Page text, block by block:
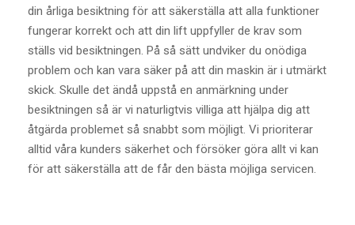
din årliga besiktning för att säkerställa att alla funktioner
fungerar korrekt och att din lift uppfyller de krav som
ställs vid besiktningen. På så sätt undviker du onödiga
problem och kan vara säker på att din maskin är i utmärkt
skick. Skulle det ändå uppstå en anmärkning under
besiktningen så är vi naturligtvis villiga att hjälpa dig att
åtgärda problemet så snabbt som möjligt. Vi prioriterar
alltid våra kunders säkerhet och försöker göra allt vi kan
för att säkerställa att de får den bästa möjliga servicen.